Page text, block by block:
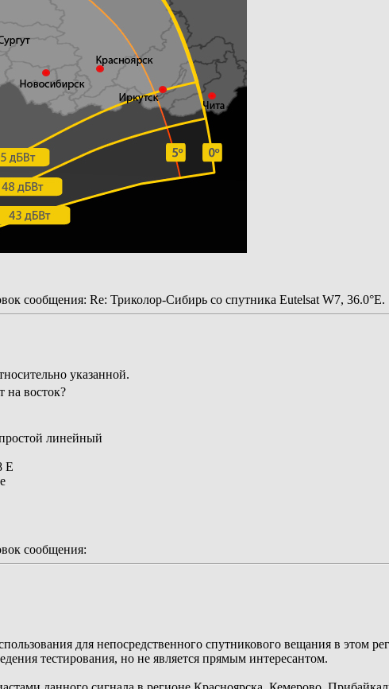
сообщения: Re: Триколор-Сибирь со спутника Eutelsat W7, 36.0°E.
указанной.
на восток?
линейный
E
сообщения:
для непосредственного спутникового вещания в этом
тестирования, но не является прямым интересантом.